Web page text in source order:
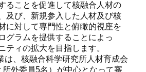
ることを促進して核融合人材の
及び、新規参入した人材及び核
に対して専門性と俯瞰的視座を
グラムを提供することによっ
ティの拡大を目指します。
は、核融合科学研究所人材育成会
外委員5名）が中心となって審